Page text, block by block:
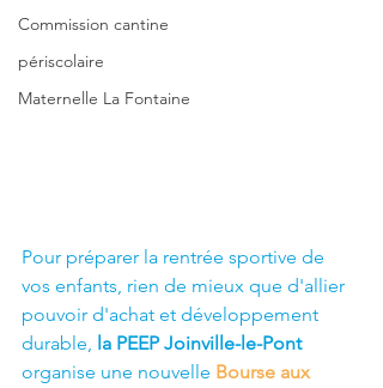
Commission cantine
périscolaire
Maternelle La Fontaine
Pour préparer la rentrée sportive de
vos enfants, rien de mieux que d'allier
pouvoir d'achat et développement
durable, la PEEP Joinville-le-Pont
organise une nouvelle Bourse aux